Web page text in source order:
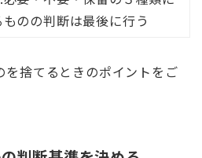
のの判断は最後に行う
捨てるときのポイントをご